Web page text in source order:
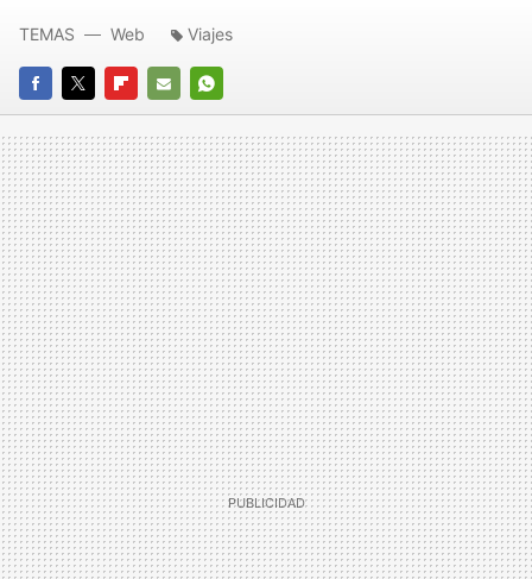
FACEBOOK
TWITTERFLIPBOARD
E-
MAIL
WHATSAPP
TEMAS Web Viajes